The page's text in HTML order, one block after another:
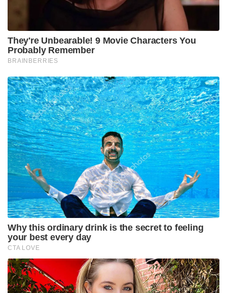
They're Unbearable! 9 Movie Characters You
Probably Remember
BRAINBERRIES
Why this ordinary drink is the secret to feeling
your best every day
CTA LOVE